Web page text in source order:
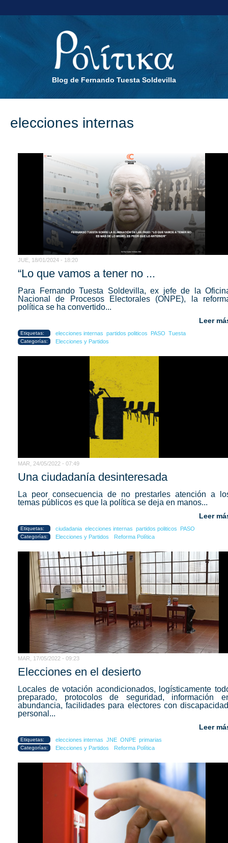
Blog de Fernando Tuesta Soldevilla
elecciones internas
JUE, 18/01/2024 - 18:20
“Lo que vamos a tener no ...
Para Fernando Tuesta Soldevilla, ex jefe de la
Nacional de Procesos Electorales (ONPE), la
política se ha convertido...
Leer
Etiquetas: elecciones internas partidos politicos PASO Tuesta
Categorías: Elecciones y Partidos
MAR, 24/05/2022 - 07:49
Una ciudadanía desinteresada
La peor consecuencia de no prestarles atención a
temas públicos es que la política se deja en manos...
Leer
Etiquetas: ciudadania elecciones internas partidos politicos PASO
Categorías: Elecciones y Partidos Reforma Política
MAR, 17/05/2022 - 09:23
Elecciones en el desierto
Locales de votación acondicionados, logísticamente
preparado, protocolos de seguridad, información
abundancia, facilidades para electores con
personal...
Leer
Etiquetas: elecciones internas JNE ONPE primarias
Categorías: Elecciones y Partidos Reforma Política